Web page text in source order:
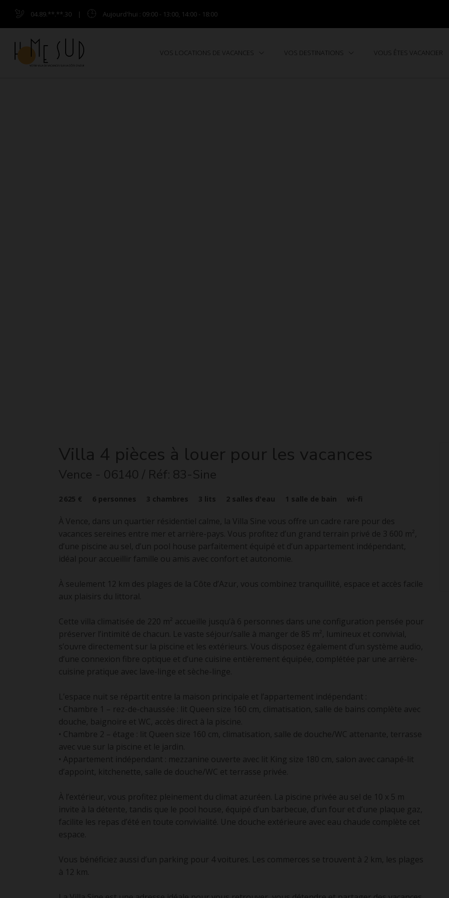
04.89.**.**.30 | Aujourd'hui : 09:00 - 13:00, 14:00 - 18:00
VOS LOCATIONS DE VACANCES VOS DESTINATIONS VOUS ÊTES VACANCIER
Villa 4 pièces à louer pour les vacances
Vence - 06140 / Réf: 83-Sine
2 625 € 6 personnes 3 chambres 3 lits 2 salles d'eau 1 salle de bain wi-fi
À Vence, dans un quartier résidentiel calme, la Villa Sine vous offre un cadre rare pour des
vacances sereines entre mer et arrière-pays. Vous profitez d’un grand terrain privé de 3 600 m²,
d’une piscine au sel, d’un pool house parfaitement équipé et d’un appartement indépendant,
idéal pour accueillir famille ou amis avec confort et autonomie.
À seulement 12 km des plages de la Côte d’Azur, vous combinez tranquillité, espace et accès facile
aux plaisirs du littoral.
Cette villa climatisée de 220 m² accueille jusqu’à 6 personnes dans une configuration pensée pour
préserver l’intimité de chacun. Le vaste séjour/salle à manger de 85 m², lumineux et convivial,
s’ouvre directement sur la piscine et les extérieurs. Vous disposez également d’un système audio,
d’une connexion fibre optique et d’une cuisine entièrement équipée, complétée par une arrière-
cuisine pratique avec lave-linge et sèche-linge.
L’espace nuit se répartit entre la maison principale et l’appartement indépendant :
• Chambre 1 – rez-de-chaussée : lit Queen size 160 cm, climatisation, salle de bains complète avec
douche, baignoire et WC, accès direct à la piscine.
• Chambre 2 – étage : lit Queen size 160 cm, climatisation, salle de douche/WC attenante, terrasse
avec vue sur la piscine et le jardin.
• Appartement indépendant : mezzanine ouverte avec lit King size 180 cm, salon avec canapé-lit
d’appoint, kitchenette, salle de douche/WC et terrasse privée.
À l’extérieur, vous profitez pleinement du climat azuréen. La piscine privée au sel de 10 x 5 m
invite à la détente, tandis que le pool house, équipé d’un barbecue, d’un four et d’une plaque gaz,
facilite les repas d’été en toute convivialité. Une douche extérieure avec eau chaude complète cet
espace.
Vous bénéficiez aussi d’un parking pour 4 voitures. Les commerces se trouvent à 2 km, les plages
à 12 km.